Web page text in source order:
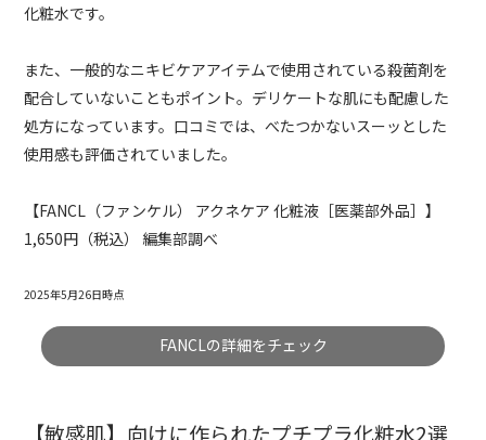
化粧水です。
また、一般的なニキビケアアイテムで使用されている殺菌剤を
配合していないこともポイント。デリケートな肌にも配慮した
処方になっています。口コミでは、べたつかないスーッとした
使用感も評価されていました。
【FANCL（ファンケル） アクネケア 化粧液［医薬部外品］】
1,650円（税込） 編集部調べ
2025年5月26日時点
FANCLの詳細をチェック
【敏感肌】向けに作られたプチプラ化粧水2選